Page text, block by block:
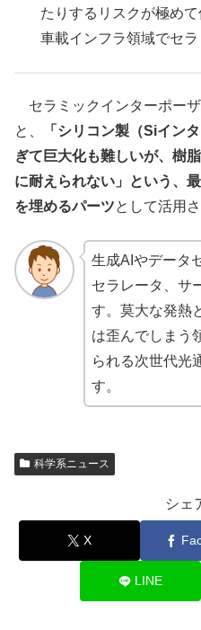
たりするリスクが極め
車載インフラ領域でセラ
セラミックインターポー
と、
「シリコン製（Siイン
ぎて巨大化も難しいが、樹
に耐えられない」という、
を埋めるパーツとして活用
生成AIやデータ
セラレータ、サ
す。莫大な発熱
は歪んでしまう
られる次世代光
す。
科学系ニュース
シェ
X
LINE